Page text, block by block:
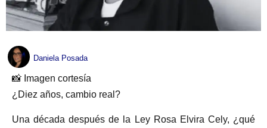
Daniela Posada
📸 Imagen cortesía
¿Diez años, cambio real?
Una década después de la Ley Rosa Elvira Cely, ¿qué